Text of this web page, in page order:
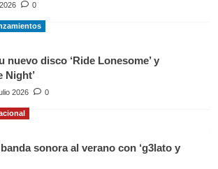
0
nuevo disco ‘Ride Lonesome’ y
Night’
2026 0
sonora al verano con ‘g3lato y